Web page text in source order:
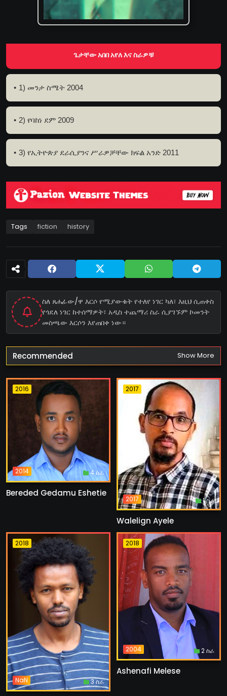
ጌታቸው አበበ አየለ እና ስራዎቹ
1) መንታ ስሜት 2004
2) የባከነ ደም 2009
3) የኢትዮጵያ ደራሲያንና ሥራዎቻቸው ክፍል አንድ 2011
Tags fiction history
ስለ ጸሐፊው/ዋ እርሶ የሚያውቁት የተለየ ነገር ካለ፣ እዚህ ሲጠቀስ
የጎደለ ነገር ከተሰማዎት፣ አዲስ ተጨማሪ ስራ ሲያገኙም ኮመንት
መስጫው እርሶን እየጠበቀ ነው።
Recommended Show More
2016
2014 4 ስራ
Bereded Gedamu Eshetie
2017
2017 1 ስራ
Walelign Ayele
2018
NaN 3 ስራ
2018
2004 2 ስራ
Ashenafi Melese